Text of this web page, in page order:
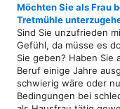
Möchten Sie als Frau
Tretmühle
Sind Sie unzufrieden
Gefühl, da müsse es
Sie geben? Haben Sie
Beruf einige Jahre
schwierig wäre oder
Bedingungen bei